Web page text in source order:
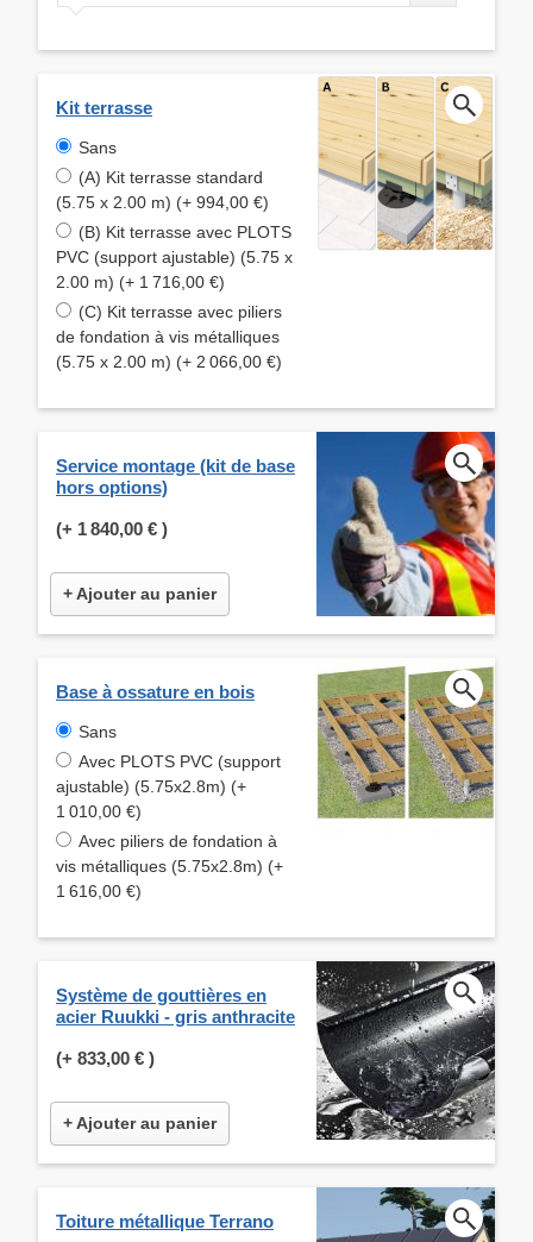
Kit terrasse
Sans
(A) Kit terrasse standard
(5.75 x 2.00 m) (+ 994,00 €)
(B) Kit terrasse avec PLOTS
PVC (support ajustable) (5.75 x
2.00 m) (+ 1 716,00 €)
(C) Kit terrasse avec piliers
de fondation à vis métalliques
(5.75 x 2.00 m) (+ 2 066,00 €)
Service montage (kit de base
hors options)
(+ 1 840,00 € )
+ Ajouter au panier
Base à ossature en bois
Sans
Avec PLOTS PVC (support
ajustable) (5.75x2.8m) (+
1 010,00 €)
Avec piliers de fondation à
vis métalliques (5.75x2.8m) (+
1 616,00 €)
Système de gouttières en
acier Ruukki - gris anthracite
(+ 833,00 € )
+ Ajouter au panier
Toiture métallique Terrano